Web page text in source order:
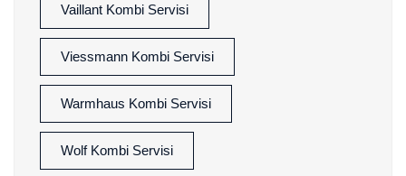
Vaillant Kombi Servisi
Viessmann Kombi Servisi
Warmhaus Kombi Servisi
Wolf Kombi Servisi